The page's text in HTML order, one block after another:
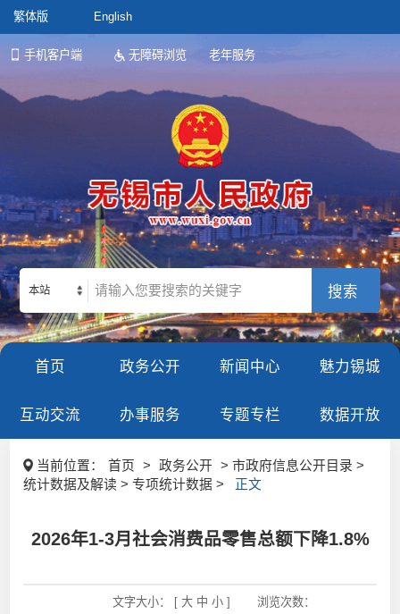
繁体版 English
手机客户端 无障碍浏览 老年服务
本站
首页 政务公开 新闻中心 魅力锡城
互动交流 办事服务 专题专栏 数据开放
当前位置： 首页 > 政务公开
> 市政府信息公开目录 >
统计数据及解读 > 专项统计数据 >
正文
2026年1-3月社会消费品零售总额下降1.8%
文字大小： [ 大 中 小] 浏览次数：